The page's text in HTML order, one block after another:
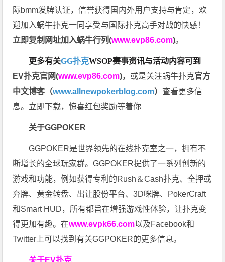
际bmm发牌认证，信誉获得国内外用户支持与肯定，欢
迎加入蜗牛扑克一同享受与国际扑克高手对战的快感！
立即复制网址加入蜗牛行列(www.evp86.com)。
更多有关GG扑克WSOP赛事资讯与活动内容可到
EV扑克官网(www.evp86.com)， 或是关注蜗牛扑克官方
中文博客（www.allnewpokerblog.com）查看更多信
息。立即下载，惊喜红包奖励等着你
关于GGPOKER
GGPOKER是世界领先的在线扑克室之一，拥有不
断增长的全球玩家群。GGPOKER提供了一系列创新的
游戏和功能，例如获得专利的Rush＆Cash扑克、全押或
弃牌、黄金转盘、出让股份平台、3D咪牌、PokerCraft
和Smart HUD，所有都旨在增强游戏性体验，让扑克变
得更加有趣。在www.evpk66.com以及Facebook和
Twitter上可以找到有关GGPOKER的更多信息。